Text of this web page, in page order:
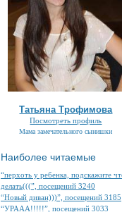
Татьяна Трофимова
Посмотреть профиль
Мама замечательного сынишки
Наиболее читаемые
“перхоть у ребенка, подскажите
делать(((”, посещений 3240
“Новый диван)))”, посещений 3185
“УРААА!!!!!”, посещений 3033